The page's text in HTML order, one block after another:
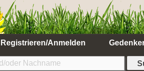
Registrieren/Anmelden